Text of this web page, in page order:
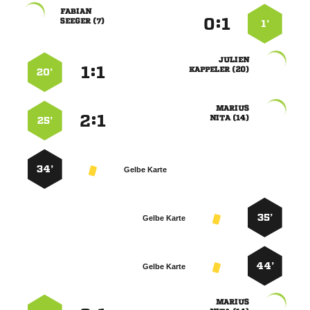
1’
:

 

 
:
20’

 
:
25’
Gelbe Karte
34’
35’
Gelbe Karte
44’
Gelbe Karte
